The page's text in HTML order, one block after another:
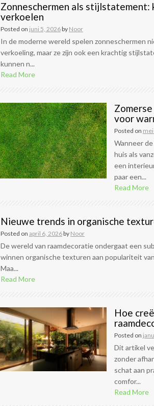
Zonneschermen als
verkoelen
Posted on juni 5, 2026by Noor
In de moderne wereld spelen zonneschermen
verkoeling, maar ze zijn ook een krachtig
kunnen n...
Read More
voor
Posted on
Wanneer
huis als
een
paar een...
Read More
Nieuwe trends in organische
Posted on april 6, 2026by Noor
De wereld van raamdecoratie ondergaat een
winnen organische texturen aan populariteit
Maa...
Read More
Hoe
Posted on
Dit artikel
zonder
schat aan
comfor...
Read More